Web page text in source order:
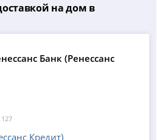
на дом в
Банк (Ренессанс
127